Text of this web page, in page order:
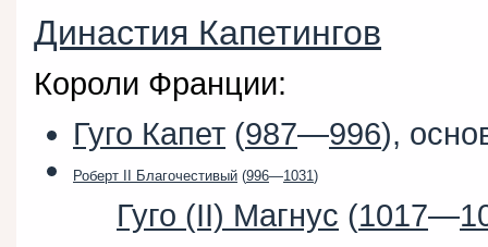
Династия Капетингов
Короли Франции:
Гуго Капет (987—996),
Роберт II Благочестивый (996—1031)
Гуго (II) Магнус (1017—